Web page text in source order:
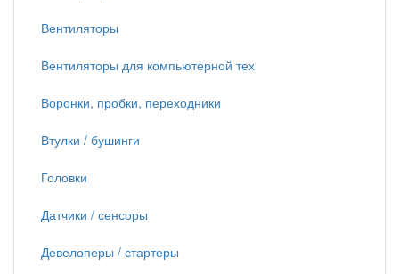
Вентиляторы
Вентиляторы для компьютерной тех
Воронки, пробки, переходники
Втулки / бушинги
Головки
Датчики / сенсоры
Девелоперы / стартеры